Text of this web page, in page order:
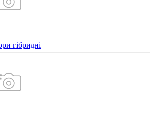
гібридні